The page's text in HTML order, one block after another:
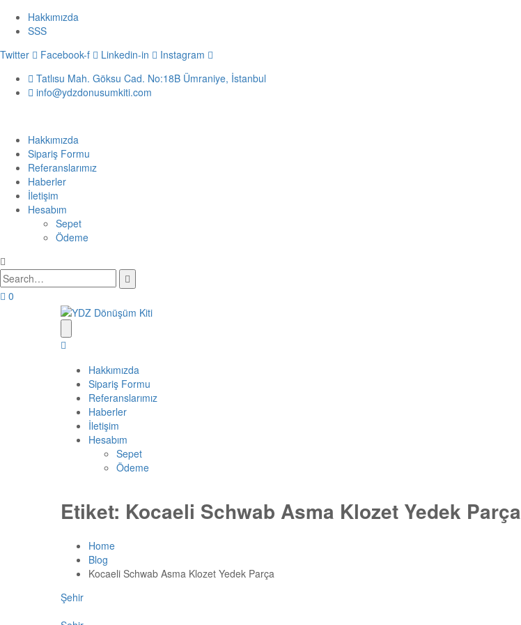
Hakkımızda
SSS
Twitter
Facebook-f Linkedin-in
Instagram
Tatlısu Mah. Göksu Cad. No:18B Ümraniye, İstanbul
info@ydzdonusumkiti.com
Hakkımızda
Sipariş Formu
Referanslarımız
Haberler
İletişim
Hesabım
Sepet
Ödeme
0
Hakkımızda
Sipariş Formu
Referanslarımız
Haberler
İletişim
Hesabım
Sepet
Ödeme
Etiket: Kocaeli Schwab Asma Klozet Yedek Parça
Home
Blog
Kocaeli Schwab Asma Klozet Yedek Parça
Şehir